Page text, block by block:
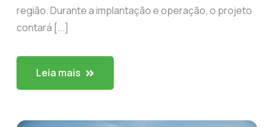
região. Durante a implantação e operação, o projeto
contará [...]
Leia mais